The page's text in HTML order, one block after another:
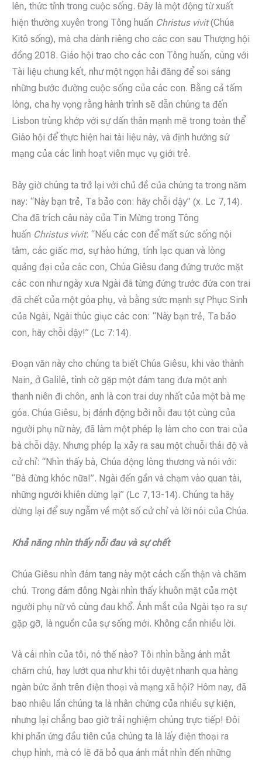
lên, thức tỉnh trong cuộc sống. Đây là một động từ xuất
hiện thường xuyên trong Tông huấn Christus vivit(Chúa
Kitô sống), mà cha dành riêng cho các con sau Thượng hội
đồng 2018. Giáo hội trao cho các con Tông huấn, cùng với
Tài liệu chung kết, như một ngọn hải đăng để soi sáng
những bước đường cuộc sống của các con. Bằng cả tấm
lòng, cha hy vọng rằng hành trình sẽ dẫn chúng ta đến
Lisbon trùng khớp với sự dấn thân mạnh mẽ trong toàn thể
Giáo hội để thực hiện hai tài liệu này, và định hướng sứ
mạng của các linh hoạt viên mục vụ giới trẻ.
Bây giờ chúng ta trở lại với chủ đề của chúng ta trong năm
nay: “Này bạn trẻ, Ta bảo con: hãy chỗi dậy” (x. Lc 7,14).
Cha đã trích câu này của Tin Mừng trong Tông
huấn Christus vivit: “Nếu các con để mất sức sống nội
tâm, các giấc mơ, sự hào hứng, tính lạc quan và lòng
quảng đại của các con, Chúa Giêsu đang đứng trước mặt
các con như ngày xưa Ngài đã từng đứng trước đứa con trai
đã chết của một góa phụ, và bằng sức mạnh sự Phục Sinh
của Ngài, Ngài thúc giục các con: “Này bạn trẻ, Ta bảo
con, hãy chỗi dậy!” (Lc 7:14).
Đoạn văn này cho chúng ta biết Chúa Giêsu, khi vào thành
Nain, ở Galilê, tình cờ gặp một đám tang đưa một anh
thanh niên đi chôn, anh là con trai duy nhất của một bà mẹ
góa. Chúa Giêsu, bị đánh động bởi nỗi đau tột cùng của
người phụ nữ này, đã làm một phép lạ làm cho con trai của
bà chỗi dậy. Nhưng phép lạ xảy ra sau một chuỗi thái độ và
cử chỉ: “Nhìn thấy bà, Chúa động lòng thương và nói với:
“Bà đừng khóc nữa!”. Ngài đến gần và chạm vào quan tài,
những người khiên dừng lại” (Lc 7,13-14). Chúng ta hãy
dừng lại để suy ngẫm về một số cử chỉ và lời nói của Chúa.
Khả năng nhìn thấy nỗi đau và sự chết
Chúa Giêsu nhìn đám tang này một cách cẩn thận và chăm
chú. Trong đám đông Ngài nhìn thấy khuôn mặt của một
người phụ nữ vô cùng đau khổ. Ánh mắt của Ngài tạo ra sự
gặp gỡ, là nguồn của sự sống mới. Không cần nhiều lời.
Và cái nhìn của tôi, nó thế nào? Tôi nhìn bằng ánh mắt
chăm chú, hay lướt qua như khi tôi duyệt nhanh qua hàng
ngàn bức ảnh trên điện thoại và mạng xã hội? Hôm nay, đã
bao nhiêu lần chúng ta là nhân chứng của nhiều sự kiện,
nhưng lại chẳng bao giờ trải nghiệm chúng trực tiếp! Đôi
khi phản ứng đầu tiên của chúng ta là lấy điện thoại ra
chụp hình, mà có lẽ đã bỏ qua ánh mắt nhìn đến những